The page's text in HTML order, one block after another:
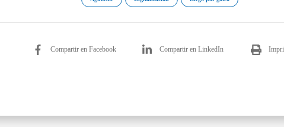
Compartir en Facebook Compartir en LinkedIn